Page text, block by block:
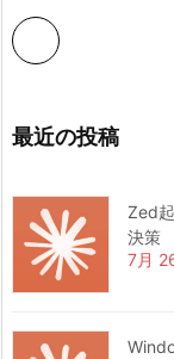
最近の投稿
Zed
決策
7月